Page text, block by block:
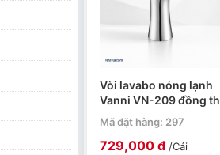
Vòi lavabo nóng lạnh
Vanni VN-209 đồng
mạ crome
Mã đặt hàng: 297
729,000 đ /Cái